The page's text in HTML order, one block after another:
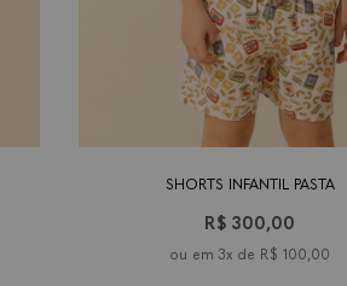
SHORTS INFANTIL PASTA
R$ 300,00
3x de R$ 100,00
9-18
meses
2 anos6 anos8